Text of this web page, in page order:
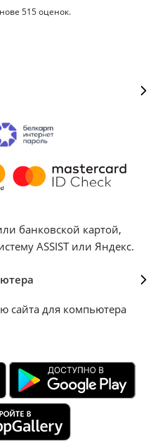
515оценок.
банковской картой,
ASSIST или Яндекс.
сайта для компьютера